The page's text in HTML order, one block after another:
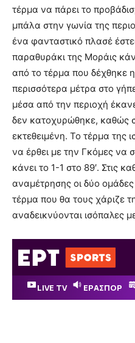
τέρμα να πάρει το
μπάλα στην γωνία της
ένα φανταστικό πλασέ
παραθυράκι της Μοράις
από το τέρμα που δέχθηκε
περισσότερα μέτρα στο
μέσα από την περιοχή
δεν κατοχυρώθηκε, καθώς
εκτεθειμένη. Το τέρμα της
να έρθει με την Γκόμες να
κάνει το 1-1 στο 89′. Στις
αναμέτρησης οι δύο
τέρμα που θα τους χάριζε
αναδεικνύονται ισόπαλες